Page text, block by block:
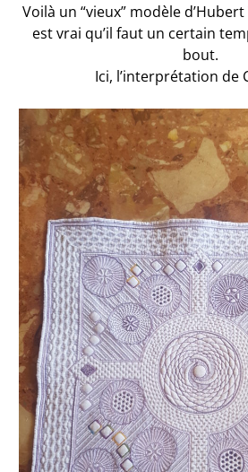
Voilà un “vieux” modèle
est vrai qu’il faut un certain
bout.
Ici, l’interprétation de